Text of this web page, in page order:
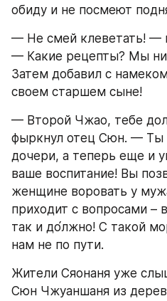
обиду и не посмеют
— Не смей клеветать! —
— Какие рецепты? Мы
Затем добавил с
своем старшем сыне!
— Второй Чжао, тебе
фыркнул отец Сюн. — Ты
дочери, а теперь еще и
ваше воспитание! Вы
женщине воровать у
приходит с вопросами –
так и до́лжно! С такой
нам не по пути.
Жители Сяонаня уже
Сюн Чжуаншаня из